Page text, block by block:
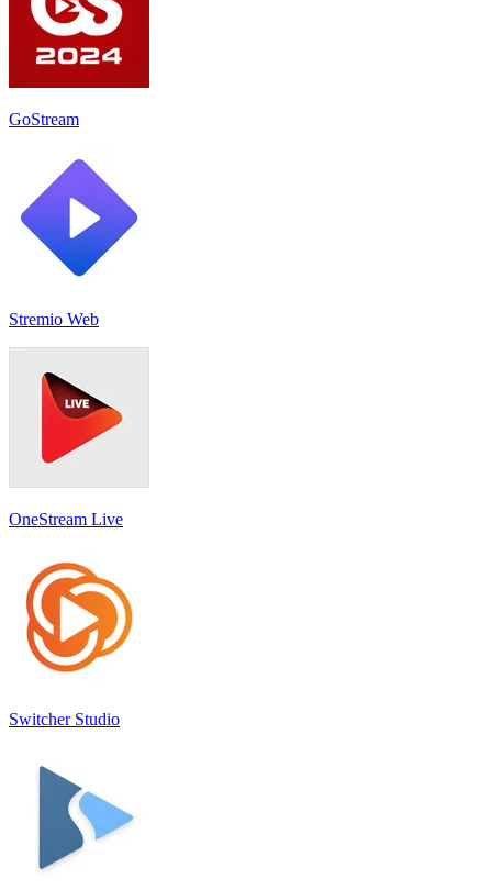
GoStream
Stremio Web
OneStream Live
Switcher Studio